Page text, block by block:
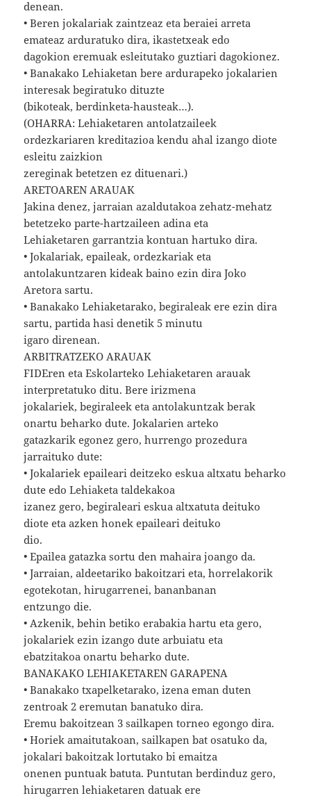
denean.
• Beren jokalariak zaintzeaz eta beraiei arreta
emateaz arduratuko dira, ikastetxeak edo
dagokion eremuak esleitutako guztiari dagokionez.
• Banakako Lehiaketan bere ardurapeko jokalarien
interesak begiratuko dituzte
(bikoteak, berdinketa-hausteak…).
(OHARRA: Lehiaketaren antolatzaileek
ordezkariaren kreditazioa kendu ahal izango diote
esleitu zaizkion
zereginak betetzen ez dituenari.)
ARETOAREN ARAUAK
Jakina denez, jarraian azaldutakoa zehatz-mehatz
betetzeko parte-hartzaileen adina eta
Lehiaketaren garrantzia kontuan hartuko dira.
• Jokalariak, epaileak, ordezkariak eta
antolakuntzaren kideak baino ezin dira Joko
Aretora sartu.
• Banakako Lehiaketarako, begiraleak ere ezin dira
sartu, partida hasi denetik 5 minutu
igaro direnean.
ARBITRATZEKO ARAUAK
FIDEren eta Eskolarteko Lehiaketaren arauak
interpretatuko ditu. Bere irizmena
jokalariek, begiraleek eta antolakuntzak berak
onartu beharko dute. Jokalarien arteko
gatazkarik egonez gero, hurrengo prozedura
jarraituko dute:
• Jokalariek epaileari deitzeko eskua altxatu beharko
dute edo Lehiaketa taldekakoa
izanez gero, begiraleari eskua altxatuta deituko
diote eta azken honek epaileari deituko
dio.
• Epailea gatazka sortu den mahaira joango da.
• Jarraian, aldeetariko bakoitzari eta, horrelakorik
egotekotan, hirugarrenei, bananbanan
entzungo die.
• Azkenik, behin betiko erabakia hartu eta gero,
jokalariek ezin izango dute arbuiatu eta
ebatzitakoa onartu beharko dute.
BANAKAKO LEHIAKETAREN GARAPENA
• Banakako txapelketarako, izena eman duten
zentroak 2 eremutan banatuko dira.
Eremu bakoitzean 3 sailkapen torneo egongo dira.
• Horiek amaitutakoan, sailkapen bat osatuko da,
jokalari bakoitzak lortutako bi emaitza
onenen puntuak batuta. Puntutan berdinduz gero,
hirugarren lehiaketaren datuak ere